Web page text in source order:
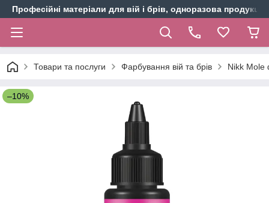
Професійні матеріали для вій і брів, одноразова продукція
Товари та послуги Фарбування вій та брів Nikk Mole
–10%